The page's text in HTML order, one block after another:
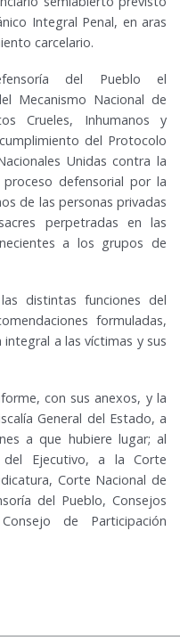
Integral Penal, en aras
carcelario.
del Pueblo el
Mecanismo Nacional de
Crueles, Inhumanos y
del Protocolo
Unidas contra la
defensorial por la
de las personas privadas
perpetradas en las
a los grupos de
distintas funciones del
formuladas,
a las víctimas y sus
con sus anexos, y la
General del Estado, a
a que hubiere lugar; al
Ejecutivo, a la Corte
Corte Nacional de
del Pueblo, Consejos
de Participación